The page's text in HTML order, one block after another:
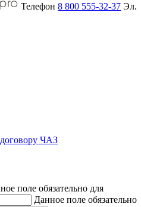
Телефон8 800 555-32-37 Эл.
ЧАЗ
поле обязательно для
Данное поле обязательно